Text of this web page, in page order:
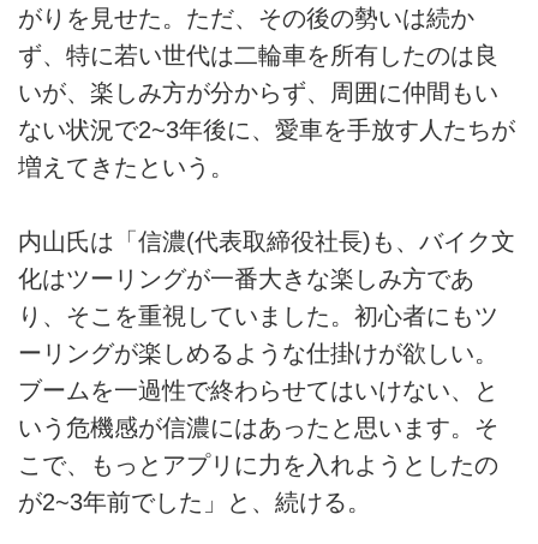
がりを見せた。ただ、その後の勢いは続か
ず、特に若い世代は二輪車を所有したのは良
いが、楽しみ方が分からず、周囲に仲間もい
ない状況で2~3年後に、愛車を手放す人たちが
増えてきたという。
内山氏は「信濃(代表取締役社長)も、バイク文
化はツーリングが一番大きな楽しみ方であ
り、そこを重視していました。初心者にもツ
ーリングが楽しめるような仕掛けが欲しい。
ブームを一過性で終わらせてはいけない、と
いう危機感が信濃にはあったと思います。そ
こで、もっとアプリに力を入れようとしたの
が2~3年前でした」と、続ける。